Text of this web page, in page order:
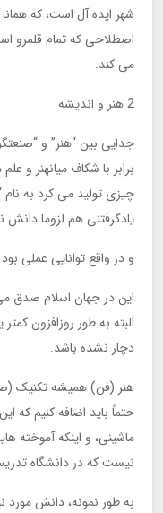
شهر ایده آل است، که همانا
اصطلاحی که تمام قلمرو
می کند.
2 هنر و اندیشه
جدایی بین “هنر” و
برابر با شکاف میانهنر و
چیزی تولید می کرد به
یادگرفتنی هم لزوما
و در واقع توانایی عملی
این در جهان اسلام صدق
البته به طور روزافزون
دچار نشده باشد.
هنر (فن) همیشه تکنیک
حتماً باید اضافه کنیم که
ماشینی، و اینکه آموخته
نیست که در دانشگاه
به طور نمونه، دانش مورد